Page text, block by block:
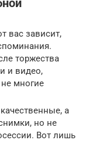
вас зависит,
торжества
и видео,
не многие
а
но не
Вот лишь